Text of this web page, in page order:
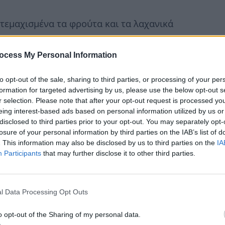
My Personal Information
opt-out of the sale, sharing to third parties, or processing of your
for targeted advertising by us, please use the below opt-out
selection. Please note that after your opt-out request is processed
interest-based ads based on personal information utilized by us
to third parties prior to your opt-out. You may separately
of your personal information by third parties on the IAB’s list of
This information may also be disclosed by us to third parties on the
Participants that may further disclose it to other third parties.
Data Processing Opt Outs
opt-out of the Sharing of my personal data.
τα φρούτα και τα λαχανικά
και προστατευμένα από το φως και τον
στη συσκευασία κάθε τροφίμου μετά το